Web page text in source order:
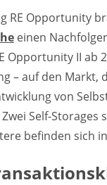
RE Opportunity
einen
Opportunity II ab
– auf den Markt,
von
Self-Storages
befinden sich